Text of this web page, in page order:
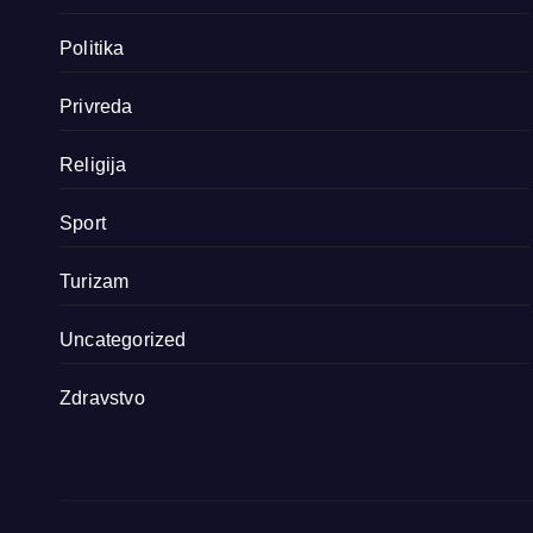
Politika
Privreda
Religija
Sport
Turizam
Uncategorized
Zdravstvo